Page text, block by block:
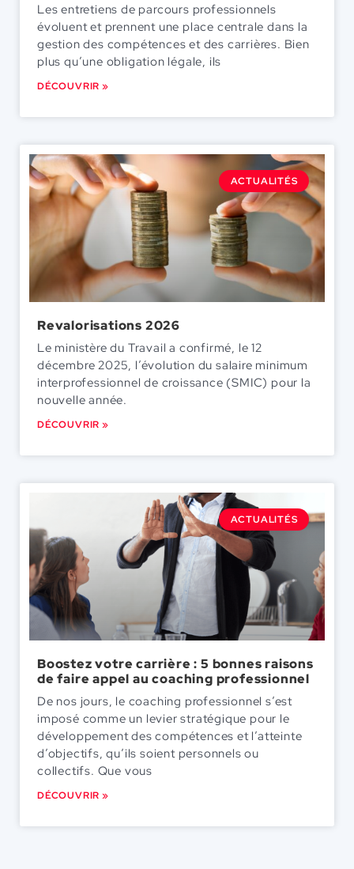
Les entretiens de parcours professionnels
évoluent et prennent une place centrale dans la
gestion des compétences et des carrières. Bien
plus qu’une obligation légale, ils
DÉCOUVRIR »
ACTUALITÉS
Revalorisations 2026
Le ministère du Travail a confirmé, le 12
décembre 2025, l’évolution du salaire minimum
interprofessionnel de croissance (SMIC) pour la
nouvelle année.
DÉCOUVRIR »
ACTUALITÉS
Boostez votre carrière : 5 bonnes raisons
de faire appel au coaching professionnel
De nos jours, le coaching professionnel s’est
imposé comme un levier stratégique pour le
développement des compétences et l’atteinte
d’objectifs, qu’ils soient personnels ou
collectifs. Que vous
DÉCOUVRIR »